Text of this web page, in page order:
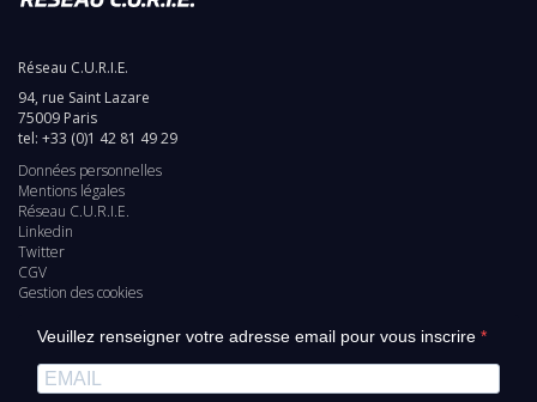
Réseau C.U.R.I.E.
94, rue Saint Lazare
75009 Paris
tel: +33 (0)1 42 81 49 29
Pied
de
page
Données personnelles
Mentions légales
Réseau C.U.R.I.E.
Linkedin
Twitter
CGV
Gestion des cookies
Veuillez renseigner votre adresse email pour vous inscrire